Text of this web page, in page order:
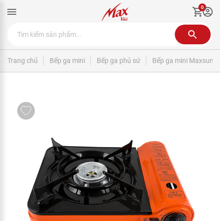
0
Trang chủ Bếp ga mini Bếp ga phủ sứ Bếp ga mini Maxsun